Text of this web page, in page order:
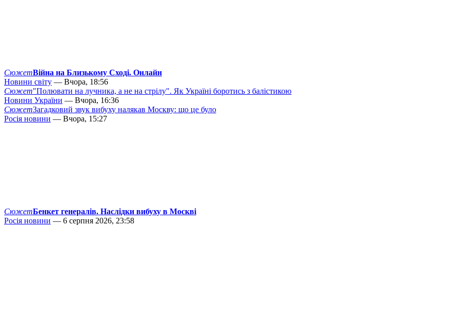
СюжетВійна на Близькому Сході. Онлайн
Новини світу — Вчора, 18:56
Сюжет"Полювати на лучника, а не на стрілу". Як Україні боротись з балістикою
Новини України — Вчора, 16:36
СюжетЗагадковий звук вибуху налякав Москву: що це було
Росія новини — Вчора, 15:27
СюжетБенкет генералів. Наслідки вибуху в Москві
Росія новини — 6 серпня 2026, 23:58